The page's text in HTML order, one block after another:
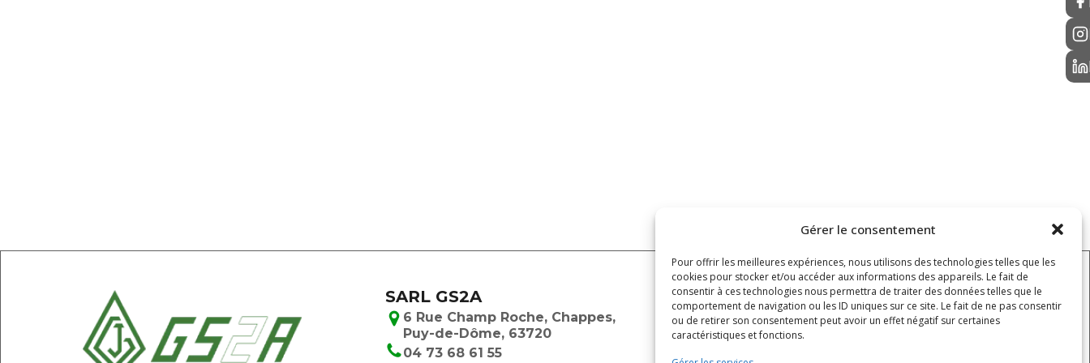
Gérer le consentement
Pour offrir les meilleures expériences, nous utilisons des technologies telles que les
cookies pour stocker et/ou accéder aux informations des appareils. Le fait de
consentir à ces technologies nous permettra de traiter des données telles que le
comportement de navigation ou les ID uniques sur ce site. Le fait de ne pas consentir
ou de retirer son consentement peut avoir un effet négatif sur certaines
caractéristiques et fonctions.
SARL GS2A
6 Rue Champ Roche, Chappes,
Puy-de-Dôme, 63720
04 73 68 61 55
HORAIRES
Lundi - jeudi : 8h - 12h / 12h30 - 16h30
Vendredi : 8h - 12h / 12h30 - 15h30